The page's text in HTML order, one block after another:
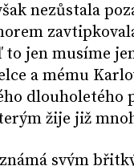
nezůstala
to jen musíme
a mému
dlouholetého
žije již
svým